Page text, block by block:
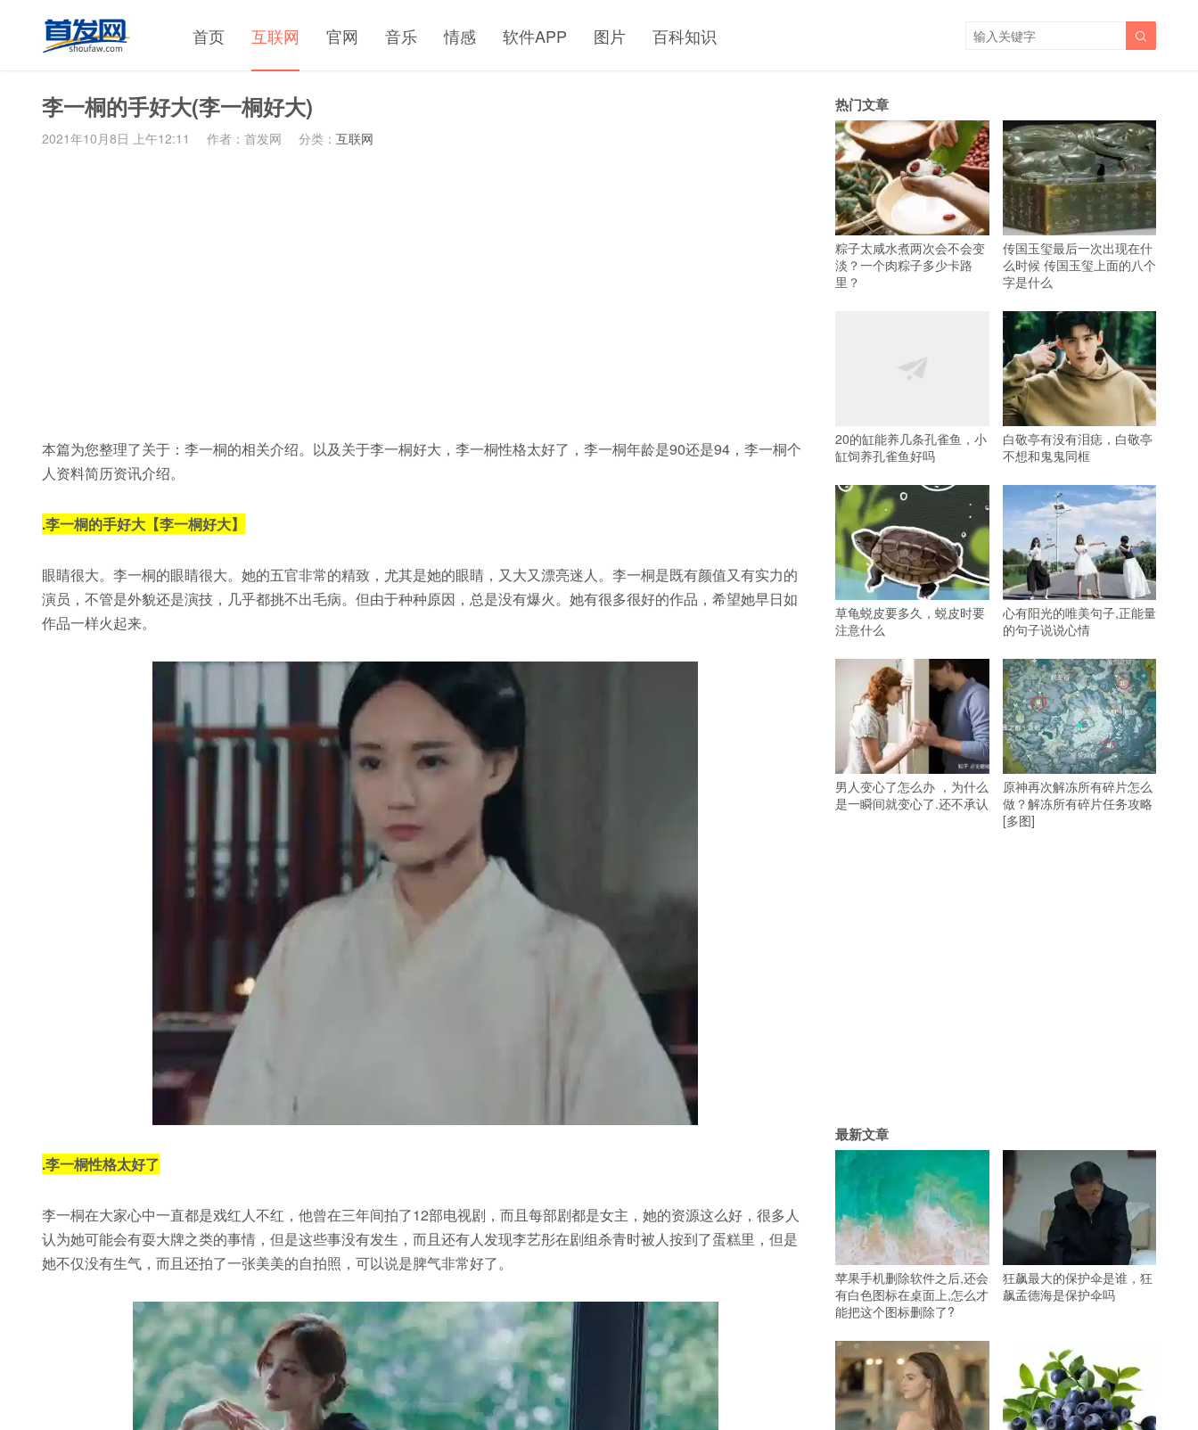
首页 互联网 官网 音乐 情感 软件APP 图片 百科知识 
李一桐的手好大(李一桐好大)
2021年10月8日 上午12:11 作者：首发网 分类： 互联网
本篇为您整理了关于：李一桐的相关介绍。以及关于李一桐好大，李一桐性格太好了，李一桐年龄是90还是94，李一桐个
人资料简历资讯介绍。
.李一桐的手好大【李一桐好大】
眼睛很大。李一桐的眼睛很大。她的五官非常的精致，尤其是她的眼睛，又大又漂亮迷人。李一桐是既有颜值又有实力的
演员，不管是外貌还是演技，几乎都挑不出毛病。但由于种种原因，总是没有爆火。她有很多很好的作品，希望她早日如
作品一样火起来。
.李一桐性格太好了
李一桐在大家心中一直都是戏红人不红，他曾在三年间拍了12部电视剧，而且每部剧都是女主，她的资源这么好，很多人
认为她可能会有耍大牌之类的事情，但是这些事没有发生，而且还有人发现李艺彤在剧组杀青时被人按到了蛋糕里，但是
她不仅没有生气，而且还拍了一张美美的自拍照，可以说是脾气非常好了。
热门文章
粽子太咸水煮两次会不会变
淡？一个肉粽子多少卡路
里？
传国玉玺最后一次出现在什
么时候 传国玉玺上面的八个
字是什么
20的缸能养几条孔雀鱼，小
缸饲养孔雀鱼好吗
白敬亭有没有泪痣，白敬亭
不想和鬼鬼同框
草龟蜕皮要多久，蜕皮时要
注意什么
心有阳光的唯美句子,正能量
的句子说说心情
男人变心了怎么办 ，为什么
是一瞬间就变心了.还不承认
原神再次解冻所有碎片怎么
做？解冻所有碎片任务攻略
[多图]
最新文章
苹果手机删除软件之后,还会
有白色图标在桌面上,怎么才
能把这个图标删除了?
狂飙最大的保护伞是谁，狂
飙孟德海是保护伞吗